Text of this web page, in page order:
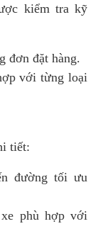
kiểm tra kỹ
đơn đặt hàng.
với từng loại
tiết:
đường tối ưu
phù hợp với